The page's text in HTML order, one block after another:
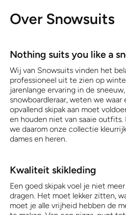
Over Snowsuits
Nothing suits you like a
Wij van Snowsuits vinden het
professioneel uit te zien op
jarenlange ervaring in de
snowboardleraar, weten we
opvallend skipak aan moet
en houden niet van saaie
we daarom onze collectie
dames en heren.
Kwaliteit skikleding
Een goed skipak voel je niet
dragen. Het moet lekker zitten,
moet je alle vrijheid hebben de